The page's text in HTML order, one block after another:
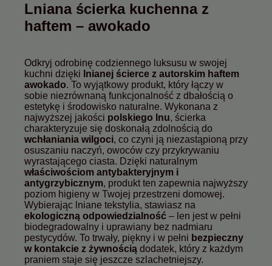
Lniana ścierka kuchenna z
haftem – awokado
Odkryj odrobinę codziennego luksusu w swojej
kuchni dzięki lnianej ścierce z autorskim haftem
awokado. To wyjątkowy produkt, który łączy w
sobie niezrównaną funkcjonalność z dbałością o
estetykę i środowisko naturalne. Wykonana z
najwyższej jakości polskiego lnu, ścierka
charakteryzuje się doskonałą zdolnością do
wchłaniania wilgoci, co czyni ją niezastąpioną przy
osuszaniu naczyń, owoców czy przykrywaniu
wyrastającego ciasta. Dzięki naturalnym
właściwościom antybakteryjnym i
antygrzybicznym, produkt ten zapewnia najwyższy
poziom higieny w Twojej przestrzeni domowej.
Wybierając lniane tekstylia, stawiasz na
ekologiczną odpowiedzialność – len jest w pełni
biodegradowalny i uprawiany bez nadmiaru
pestycydów. To trwały, piękny i w pełni bezpieczny
w kontakcie z żywnością dodatek, który z każdym
praniem staje się jeszcze szlachetniejszy.